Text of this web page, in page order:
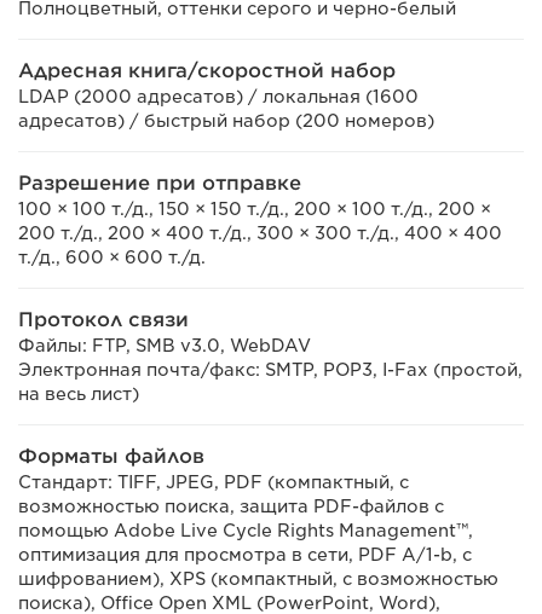
Полноцветный, оттенки серого и черно-белый
Адресная книга/скоростной набор
LDAP (2000 адресатов) / локальная (1600
адресатов) / быстрый набор (200 номеров)
Разрешение при отправке
100 × 100 т./д., 150 × 150 т./д., 200 × 100 т./д., 200 ×
200 т./д., 200 × 400 т./д., 300 × 300 т./д., 400 × 400
т./д., 600 × 600 т./д.
Протокол связи
Файлы: FTP, SMB v3.0, WebDAV
Электронная почта/факс: SMTP, POP3, I-Fax (простой,
на весь лист)
Форматы файлов
Стандарт: TIFF, JPEG, PDF (компактный, с
возможностью поиска, защита PDF-файлов с
помощью Adobe Live Cycle Rights Management™,
оптимизация для просмотра в сети, PDF A/1-b, с
шифрованием), XPS (компактный, с возможностью
поиска), Office Open XML (PowerPoint, Word),